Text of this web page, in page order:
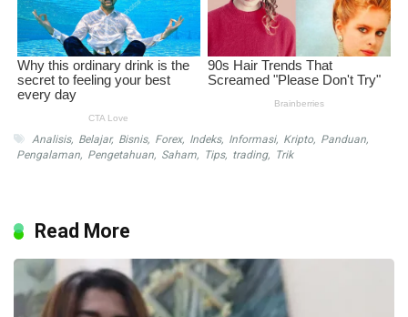
Analisis, Belajar, Bisnis, Forex, Indeks, Informasi, Kripto, Panduan,
Pengalaman, Pengetahuan, Saham, Tips, trading, Trik
Read More